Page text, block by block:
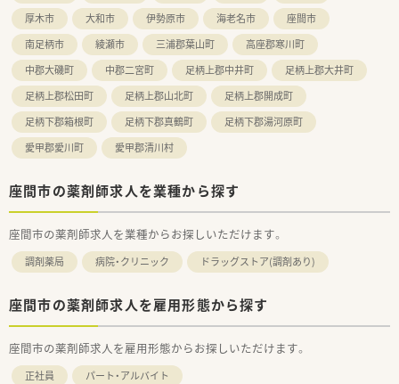
厚木市
大和市 伊勢原市 海老名市
座間市
南足柄市
綾瀬市 三浦郡葉山町
高座郡寒川町
中郡大磯町
中郡二宮町 足柄上郡中井町
足柄上郡大井町
足柄上郡松田町
足柄上郡山北町
足柄上郡開成町
足柄下郡箱根町
足柄下郡真鶴町
足柄下郡湯河原町
愛甲郡愛川町
愛甲郡清川村
座間市の薬剤師求人を業種から探す
座間市の薬剤師求人を業種からお探しいただけます。
調剤薬局 病院・クリニック ドラッグストア(調剤あり)
座間市の薬剤師求人を雇用形態から探す
座間市の薬剤師求人を雇用形態からお探しいただけます。
正社員 パート・アルバイト